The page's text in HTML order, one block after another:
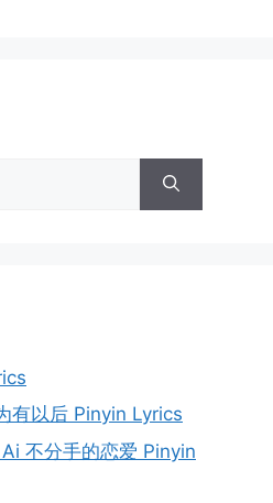
有以后 Pinyin Lyrics
不分手的恋爱 Pinyin